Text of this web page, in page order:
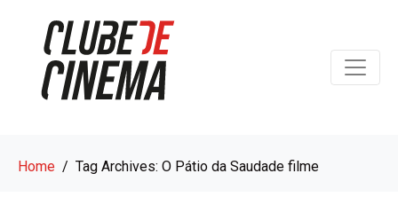
Home Tag Archives: O Pátio da Saudade filme